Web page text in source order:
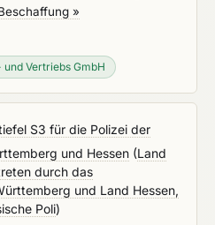
»
Vertriebs GmbH
S3 für die Polizei der
und Hessen (Land
durch das
und Land Hessen,
Poli)